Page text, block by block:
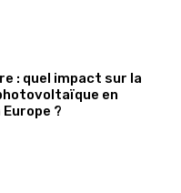
: quel impact sur la
en
?